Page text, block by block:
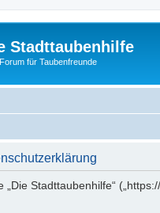
Stadttaubenhilfe
für Taubenfreunde
„Die Stadttaubenhilfe“